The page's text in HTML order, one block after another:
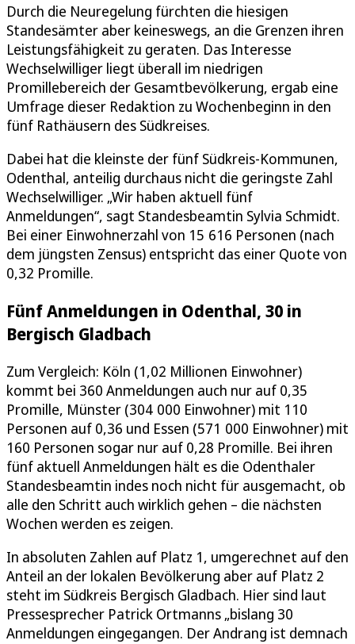
Durch die Neuregelung fürchten die hiesigen
Standesämter aber keineswegs, an die Grenzen ihren
Leistungsfähigkeit zu geraten. Das Interesse
Wechselwilliger liegt überall im niedrigen
Promillebereich der Gesamtbevölkerung, ergab eine
Umfrage dieser Redaktion zu Wochenbeginn in den
fünf Rathäusern des Südkreises.
Dabei hat die kleinste der fünf Südkreis-Kommunen,
Odenthal, anteilig durchaus nicht die geringste Zahl
Wechselwilliger. „Wir haben aktuell fünf
Anmeldungen“, sagt Standesbeamtin Sylvia Schmidt.
Bei einer Einwohnerzahl von 15 616 Personen (nach
dem jüngsten Zensus) entspricht das einer Quote von
0,32 Promille.
Fünf Anmeldungen in Odenthal, 30 in
Bergisch Gladbach
Zum Vergleich: Köln (1,02 Millionen Einwohner)
kommt bei 360 Anmeldungen auch nur auf 0,35
Promille, Münster (304 000 Einwohner) mit 110
Personen auf 0,36 und Essen (571 000 Einwohner) mit
160 Personen sogar nur auf 0,28 Promille. Bei ihren
fünf aktuell Anmeldungen hält es die Odenthaler
Standesbeamtin indes noch nicht für ausgemacht, ob
alle den Schritt auch wirklich gehen – die nächsten
Wochen werden es zeigen.
In absoluten Zahlen auf Platz 1, umgerechnet auf den
Anteil an der lokalen Bevölkerung aber auf Platz 2
steht im Südkreis Bergisch Gladbach. Hier sind laut
Pressesprecher Patrick Ortmanns „bislang 30
Anmeldungen eingegangen. Der Andrang ist demnach